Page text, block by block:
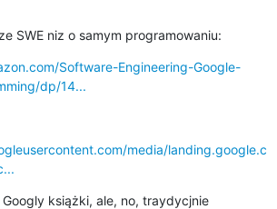
SWE niz o samym programowaniu:
Software-Engineering-Google-
dp/14...
media/landing.google.c
książki, ale, no, traydycjnie